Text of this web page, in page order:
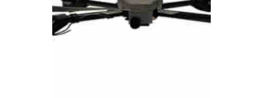
КОНТАКТЫ